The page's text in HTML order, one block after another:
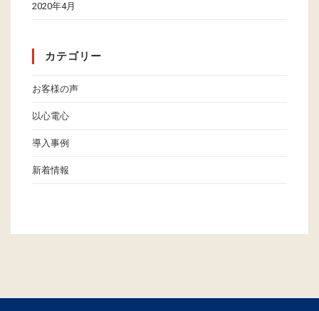
2020年4月
カテゴリー
お客様の声
以心電心
導入事例
新着情報